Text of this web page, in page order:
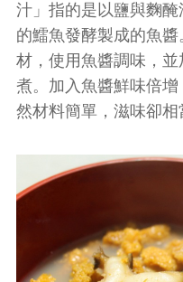
汁」指的是以鹽與麴
的鱩魚發酵製成的魚
材，使用魚醬調味，
煮。加入魚醬鮮味倍
然材料簡單，滋味卻相